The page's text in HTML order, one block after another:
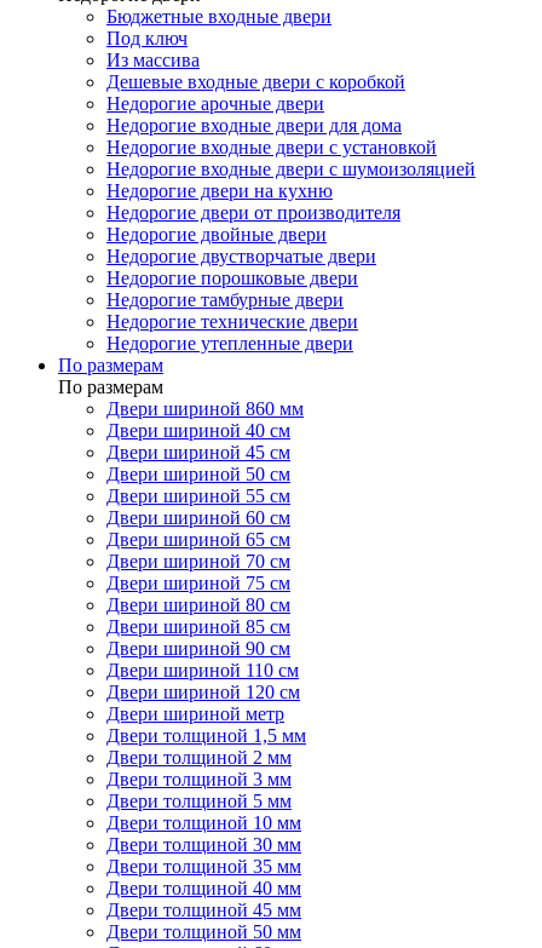
Бюджетные входные двери
Под ключ
Из массива
Дешевые входные двери с коробкой
Недорогие арочные двери
Недорогие входные двери для дома
Недорогие входные двери с установкой
Недорогие входные двери с шумоизоляцией
Недорогие двери на кухню
Недорогие двери от производителя
Недорогие двойные двери
Недорогие двустворчатые двери
Недорогие порошковые двери
Недорогие тамбурные двери
Недорогие технические двери
Недорогие утепленные двери
По размерам
По размерам
Двери шириной 860 мм
Двери шириной 40 см
Двери шириной 45 см
Двери шириной 50 см
Двери шириной 55 см
Двери шириной 60 см
Двери шириной 65 см
Двери шириной 70 см
Двери шириной 75 см
Двери шириной 80 см
Двери шириной 85 см
Двери шириной 90 см
Двери шириной 110 см
Двери шириной 120 см
Двери шириной метр
Двери толщиной 1,5 мм
Двери толщиной 2 мм
Двери толщиной 3 мм
Двери толщиной 5 мм
Двери толщиной 10 мм
Двери толщиной 30 мм
Двери толщиной 35 мм
Двери толщиной 40 мм
Двери толщиной 45 мм
Двери толщиной 50 мм